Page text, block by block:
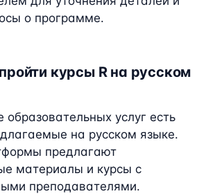
о программе.
курсы R на русском
услуг есть
на русском языке.
предлагают
материалы и курсы с
преподавателями.